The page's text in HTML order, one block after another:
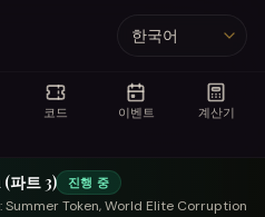
언어
코드 이벤트 계산기
파트 3) 진행 중
Summer Token, World Elite Corruption